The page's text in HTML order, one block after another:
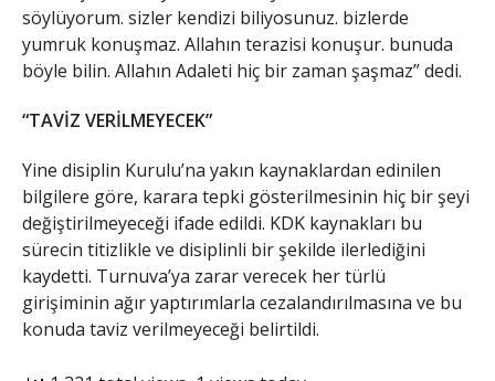
söylüyorum. sizler kendizi biliyosunuz. bizlerde
yumruk konuşmaz. Allahın terazisi konuşur. bunuda
böyle bilin. Allahın Adaleti hiç bir zaman şaşmaz” dedi.
“TAVİZ VERİLMEYECEK”
Yine disiplin Kurulu’na yakın kaynaklardan edinilen
bilgilere göre, karara tepki gösterilmesinin hiç bir şeyi
değiştirilmeyeceği ifade edildi. KDK kaynakları bu
sürecin titizlikle ve disiplinli bir şekilde ilerlediğini
kaydetti. Turnuva’ya zarar verecek her türlü
girişiminin ağır yaptırımlarla cezalandırılmasına ve bu
konuda taviz verilmeyeceği belirtildi.